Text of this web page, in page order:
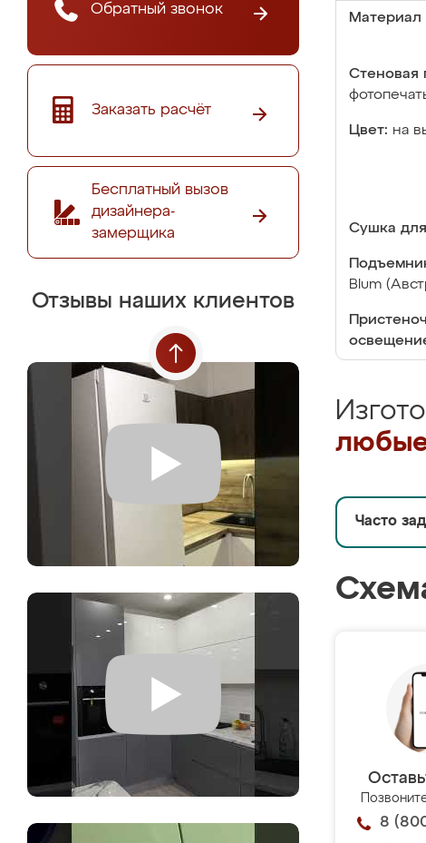
Обратный звонок
Заказать расчёт
Бесплатный вызов
дизайнера-
замерщика
Отзывы наших клиентов
Материал
Стеновая
Цвет: на
Сушка
Blum
любые
Часто
8